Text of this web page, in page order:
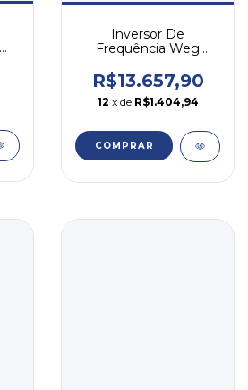
Inversor De
Frequência Weg
380v Trifásico
R$13.657,90
12 x de R$1.404,94
COMPRAR